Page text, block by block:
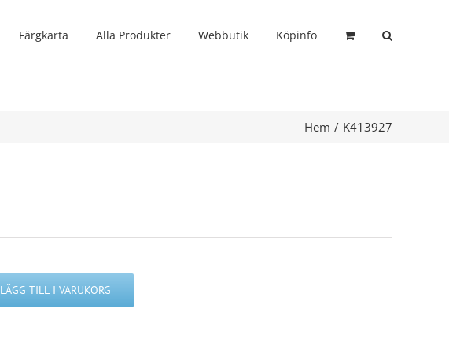
Färgkarta Alla Produkter Webbutik Köpinfo
Hem K413927
LÄGG TILL I VARUKORG